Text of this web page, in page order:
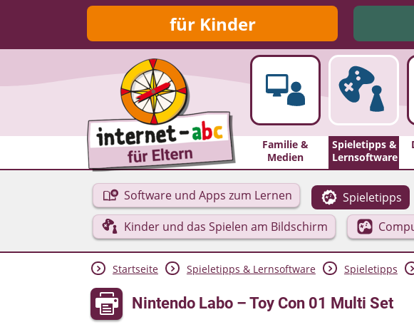
für Kinder
Familie &
Medien
Spieletipps &
Lernsoftware
Software und Apps zum Lernen Spieletipps
Kinder und das Spielen am Bildschirm
Startseite Spieletipps & Lernsoftware Spieletipps
Nintendo Labo – Toy Con 01 Multi Set